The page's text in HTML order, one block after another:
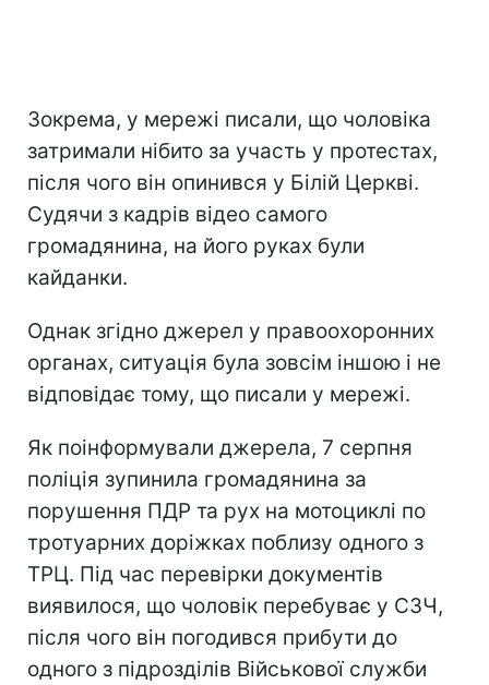
Зокрема, у мережі писали, що чоловіка
затримали нібито за участь у протестах,
після чого він опинився у Білій Церкві.
Судячи з кадрів відео самого
громадянина, на його руках були
кайданки.
Однак згідно джерел у правоохоронних
органах, ситуація була зовсім іншою і не
відповідає тому, що писали у мережі.
Як поінформували джерела, 7 серпня
поліція зупинила громадянина за
порушення ПДР та рух на мотоциклі по
тротуарних доріжках поблизу одного з
ТРЦ. Під час перевірки документів
виявилося, що чоловік перебуває у СЗЧ,
після чого він погодився прибути до
одного з підрозділів Військової служби